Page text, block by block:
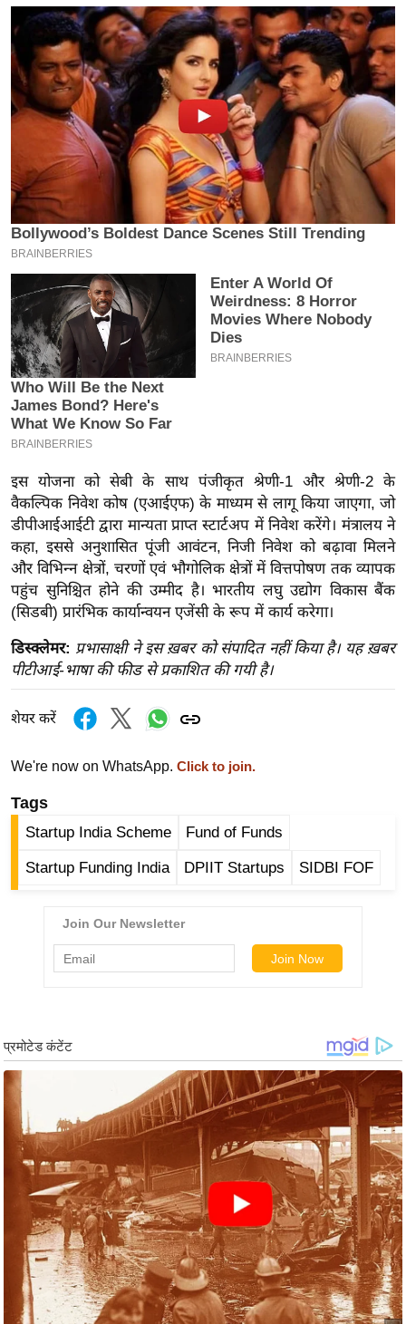
खे
क्रि
के
ट
P
L
2
0
2
क्रा
इ
म
ई
-
पे
र
मि
सा
ल
बे
सा
ल
ख्सि
त
यं
ग
डि
त
ऑ
टो
व
र्ल्ड
न्यू
ज
ब्री
फ
म
नो
रं
इस योजना को सेबी के साथ पंजीकृत श्रेणी-1 और श्रेणी-2 के
वैकल्पिक निवेश कोष (एआईएफ) के माध्यम से लागू किया जाएगा, जो
डीपीआईआईटी द्वारा मान्यता प्राप्त स्टार्टअप में निवेश करेंगे। मंत्रालय ने
कहा, इससे अनुशासित पूंजी आवंटन, निजी निवेश को बढ़ावा मिलने
और विभिन्न क्षेत्रों, चरणों एवं भौगोलिक क्षेत्रों में वित्तपोषण तक व्यापक
पहुंच सुनिश्चित होने की उम्मीद है। भारतीय लघु उद्योग विकास बैंक
(सिडबी) प्रारंभिक कार्यान्वयन एजेंसी के रूप में कार्य करेगा।
डिस्क्लेमर: प्रभासाक्षी ने इस ख़बर को संपादित नहीं किया है। यह ख़बर
पीटीआई-भाषा की फीड से प्रकाशित की गयी है।
शेयर करें
We're now on WhatsApp. Click to join.
Tags
Startup India Scheme Fund of Funds
Startup Funding India DPIIT Startups SIDBI FOF